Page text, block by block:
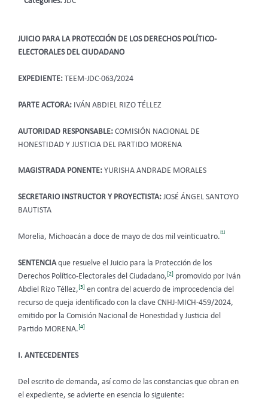
JUICIO PARA LA PROTECCIÓN DE LOS DERECHOS POLÍTICO-
ELECTORALES DEL CIUDADANO
EXPEDIENTE: TEEM-JDC-063/2024
PARTE ACTORA: IVÁN ABDIEL RIZO TÉLLEZ
AUTORIDAD RESPONSABLE: COMISIÓN NACIONAL DE
HONESTIDAD Y JUSTICIA DEL PARTIDO MORENA
MAGISTRADA PONENTE: YURISHA ANDRADE MORALES
SECRETARIO INSTRUCTOR Y PROYECTISTA: JOSÉ ÁNGEL SANTOYO
BAUTISTA
Morelia, Michoacán a doce de mayo de dos mil veinticuatro.
[1]
SENTENCIAque resuelve el Juicio para la Protección de los
Derechos Político-Electorales del Ciudadano,[2] promovido por Iván
Abdiel Rizo Téllez,[3] en contra del acuerdo de improcedencia del
recurso de queja identificado con la clave CNHJ-MICH-459/2024,
emitido por la Comisión Nacional de Honestidad y Justicia del
Partido MORENA.[4]
I. ANTECEDENTES
Del escrito de demanda, así como de las constancias que obran en
el expediente, se advierte en esencia lo siguiente: